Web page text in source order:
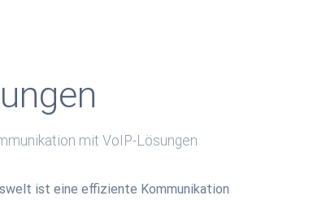
mit VoIP-Lösungen
ist eine effiziente Kommunikation